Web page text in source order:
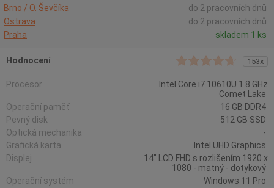
Brno / O. Ševčíka
do 2 pracovních dnů
Ostrava
do 2 pracovních dnů
Praha
skladem 1 ks
Hodnocení 153x
Procesor
Intel Core i7 10610U 1.8 GHz
Comet Lake
Operační paměť
16 GB DDR4
Pevný disk
512 GB SSD
Optická mechanika
-
Grafická karta
Intel UHD Graphics
Displej
14" LCD FHD s rozlišením 1920 x
1080 - matný - dotykový
Operační systém
Windows 11 Pro